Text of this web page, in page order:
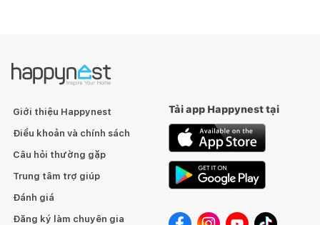
Bếp từ Bosch PXX975DC1E được trang bị tính năng Flexi –
17 Cấp độ gia nhiệt
Bếp từ Bosch PXX975DC1E được trang bị dải 17 mức nhiệt,
cho phép người dùng dễ dàng chọn lựa được mức nhiệt như
mong muốn, giúp món ăn trở nên ngon hơn, hoàn hảo hơn.
Giới thiệu Happynest
Điều khoản và chính sách
Câu hỏi thường gặp
Trung tâm trợ giúp
Đánh giá
Đăng ký làm chuyên gia
Tải app Happynest tại